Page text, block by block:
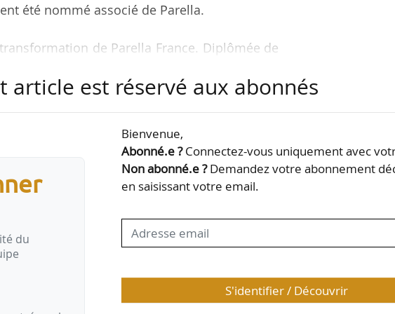
été nommé associé de Parella.
de Parella France. Diplômée de
Engie Cofely avant de rejoindre Parella en
chez Parella en tant que consultant en
a ensuite intégré l’équipe de consultants du
Real Estate Services de Parella…
article est réservé aux abonnés
du
Bienvenue,
Abonné.e ?Connectez-vous uniquement avec
Non abonné.e ?Demandez votre abonnement
en saisissant votre email.
S'identifier / Découvrir